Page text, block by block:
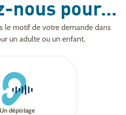
nous pour...
le motif de votre demande dans
un adulte ou un enfant.
Un dépistage